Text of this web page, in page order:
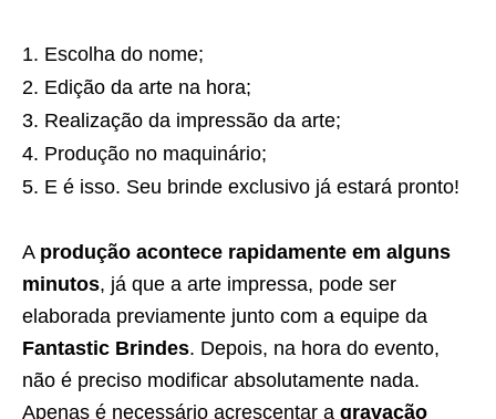
Escolha do nome;
Edição da arte na hora;
Realização da impressão da arte;
Produção no maquinário;
E é isso. Seu brinde exclusivo já estará pronto!
A produção acontece rapidamente em alguns
minutos, já que a arte impressa, pode ser
elaborada previamente junto com a equipe da
Fantastic Brindes. Depois, na hora do evento,
não é preciso modificar absolutamente nada.
Apenas é necessário acrescentar a gravação